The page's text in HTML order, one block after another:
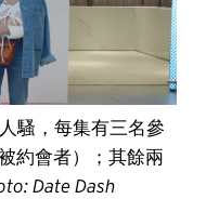
騷，每集有三名參
約會者）；其餘兩
Date Dash